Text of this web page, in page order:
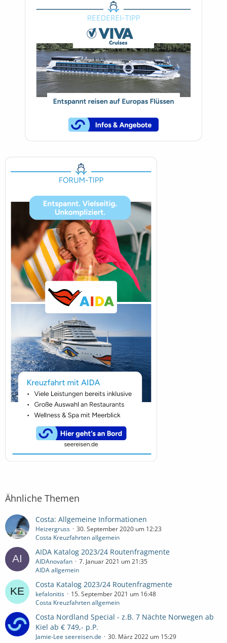
Ähnliche Themen
Costa: Allgemeine Informationen
Heizergruss
30. September 2020 um 12:23
Costa Kreuzfahrten allgemein
AIDA Katalog 2023/24 Routenfragmente
AIDAnovafan
7. Januar 2021 um 21:35
AIDA allgemein
Costa Katalog 2023/24 Routenfragmente
kefalonitis
15. September 2021 um 16:48
Costa Kreuzfahrten allgemein
Costa Nordland Special ­- z.B. 7 Nächte Norwegen ab
Kiel ab € 749,- p.P.
Jamie-Lee seereisen.de
30. März 2022 um 15:29